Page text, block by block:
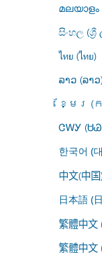
සිංහල (ශ්‍රී
ไทย (ไทย)
ລາວ (ລາ
ខ្មែរ (
ᏣᎳᎩ
한국어 (
中文(中
日本語 (
繁體中文
繁體中文